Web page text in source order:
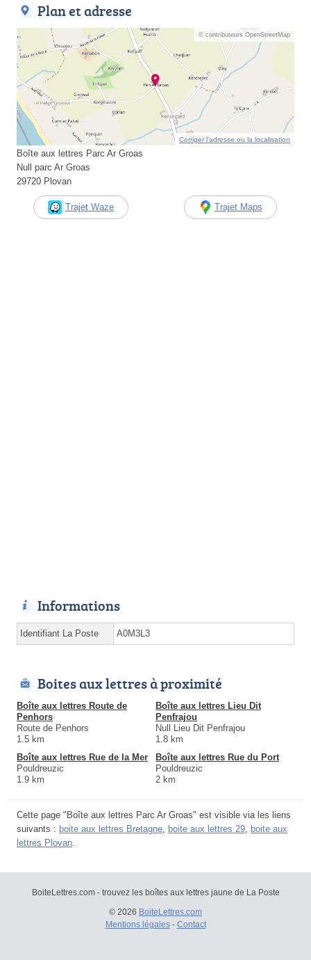
Plan et adresse
© contributeurs OpenStreetMap
Corriger l’adresse ou la localisation
Boîte aux lettres Parc Ar Groas
Null parc Ar Groas
29720 Plovan
Trajet Waze Trajet Maps
Informations
Identifiant La Poste A0M3L3
Boites aux lettres à proximité
Boîte aux lettres Route de
Penhors
Route de Penhors
1.5 km
Boîte aux lettres Lieu Dit
Penfrajou
Null Lieu Dit Penfrajou
1.8 km
Boîte aux lettres Rue de la Mer
Pouldreuzic
1.9 km
Boîte aux lettres Rue du Port
Pouldreuzic
2 km
Cette page "Boîte aux lettres Parc Ar Groas" est visible via les liens
suivants : boite aux lettres Bretagne boite aux lettres 29 boite aux
lettres Plovan
BoiteLettres.com - trouvez les boîtes aux lettres jaune de La Poste
© 2026 BoiteLettres.com
Mentions légales- Contact